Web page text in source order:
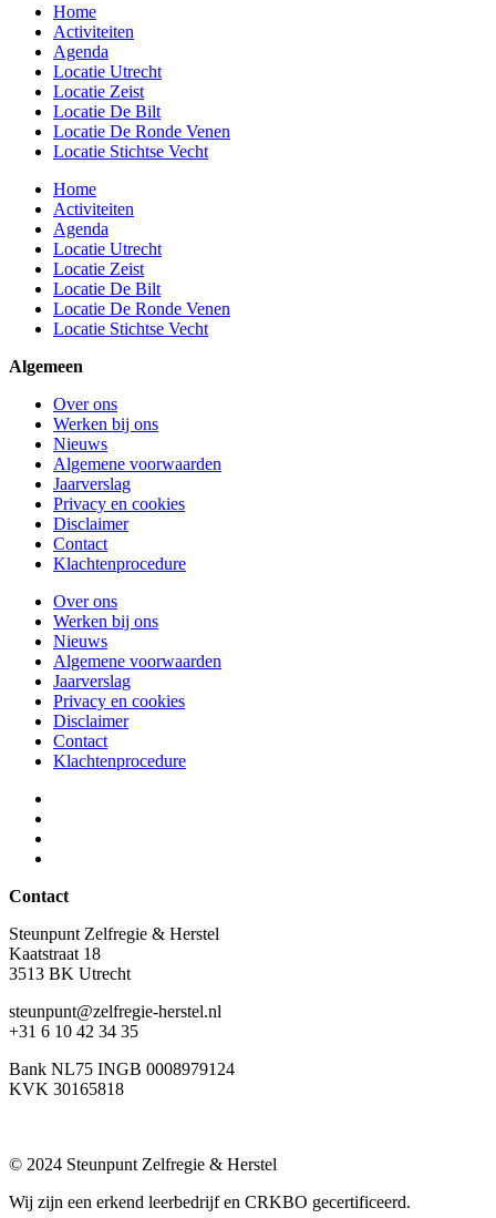
Home
Activiteiten
Agenda
Locatie Utrecht
Locatie Zeist
Locatie De Bilt
Locatie De Ronde Venen
Locatie Stichtse Vecht
Home
Activiteiten
Agenda
Locatie Utrecht
Locatie Zeist
Locatie De Bilt
Locatie De Ronde Venen
Locatie Stichtse Vecht
Algemeen
Over ons
Werken bij ons
Nieuws
Algemene voorwaarden
Jaarverslag
Privacy en cookies
Disclaimer
Contact
Klachtenprocedure
Over ons
Werken bij ons
Nieuws
Algemene voorwaarden
Jaarverslag
Privacy en cookies
Disclaimer
Contact
Klachtenprocedure
Contact
Steunpunt Zelfregie & Herstel
Kaatstraat 18
3513 BK Utrecht
steunpunt@zelfregie-herstel.nl
+31 6 10 42 34 35
Bank NL75 INGB 0008979124
KVK 30165818
© 2024 Steunpunt Zelfregie & Herstel
Wij zijn een erkend leerbedrijf en CRKBO gecertificeerd.